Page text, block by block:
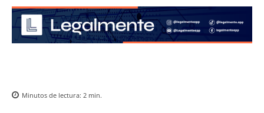
Minutos de lectura: 2 min.